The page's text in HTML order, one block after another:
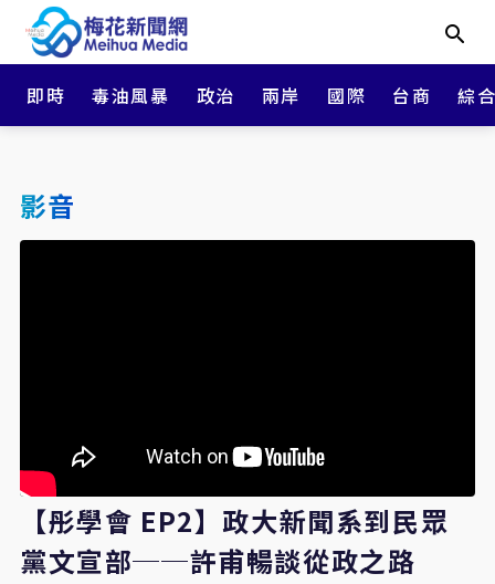
即時 毒油風暴 政治 兩岸 國際 台商 綜
影音
【彤學會 EP2】政大新聞系到民眾
黨文宣部──許甫暢談從政之路